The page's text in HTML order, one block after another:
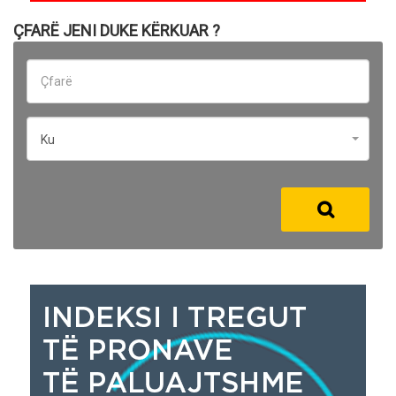
ÇFARË JENI DUKE KËRKUAR ?
Ku